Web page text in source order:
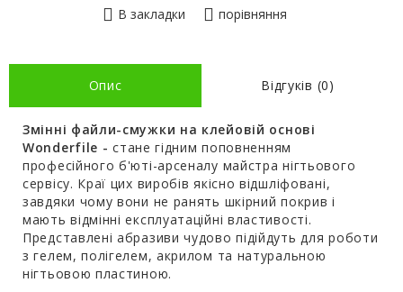
В закладки порівняння
Опис Відгуків (0)
Змінні файли-смужки на клейовій основі
Wonderfile - стане гідним поповненням
професійного б'юті-арсеналу майстра нігтьового
сервісу. Краї цих виробів якісно відшліфовані,
завдяки чому вони не ранять шкірний покрив і
мають відмінні експлуатаційні властивості.
Представлені абразиви чудово підійдуть для роботи
з гелем, полігелем, акрилом та натуральною
нігтьовою пластиною.